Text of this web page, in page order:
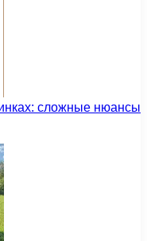
сложные нюансы